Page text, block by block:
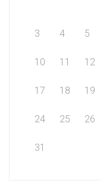
3 4 5
10 11 12
17 18 19
24 25 26
31